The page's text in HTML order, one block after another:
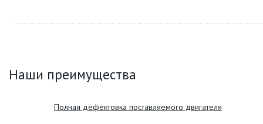
Наши преимущества
Полная дефектовка поставляемого двигателя